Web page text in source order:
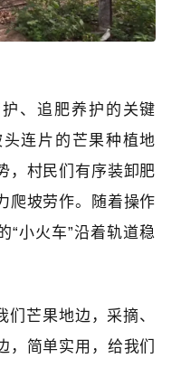
、追肥养护的关键
连片的芒果种植地
，村民们有序装卸肥
爬坡劳作。随着操作
“小火车”沿着轨道稳
们芒果地边，采摘、
，简单实用，给我们